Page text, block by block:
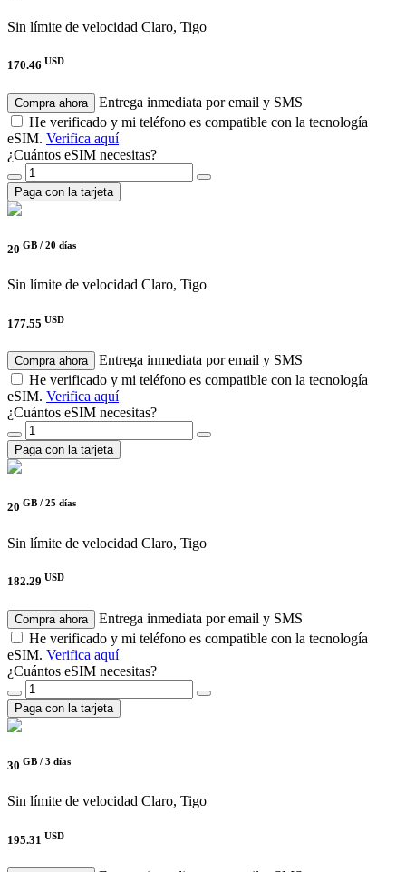
Sin límite de velocidad Claro, Tigo
170.46 USD
Compra ahora
Entrega inmediata por email y SMS
He verificado y mi teléfono es compatible con la tecnología
eSIM. Verifica aquí
¿Cuántos eSIM necesitas?
Paga con la tarjeta
20 GB / 20 días
Sin límite de velocidad Claro, Tigo
177.55 USD
Compra ahora
Entrega inmediata por email y SMS
He verificado y mi teléfono es compatible con la tecnología
eSIM. Verifica aquí
¿Cuántos eSIM necesitas?
Paga con la tarjeta
20 GB / 25 días
Sin límite de velocidad Claro, Tigo
182.29 USD
Compra ahora
Entrega inmediata por email y SMS
He verificado y mi teléfono es compatible con la tecnología
eSIM. Verifica aquí
¿Cuántos eSIM necesitas?
Paga con la tarjeta
30 GB / 3 días
Sin límite de velocidad Claro, Tigo
195.31 USD